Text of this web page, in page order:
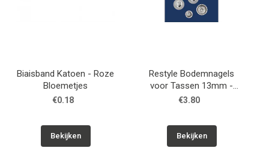
Biaisband Katoen - Roze
Bloemetjes
€0.18
Bekijken
Restyle Bodemnagels
voor Tassen 13mm -
Zilver
€3.80
Bekijken